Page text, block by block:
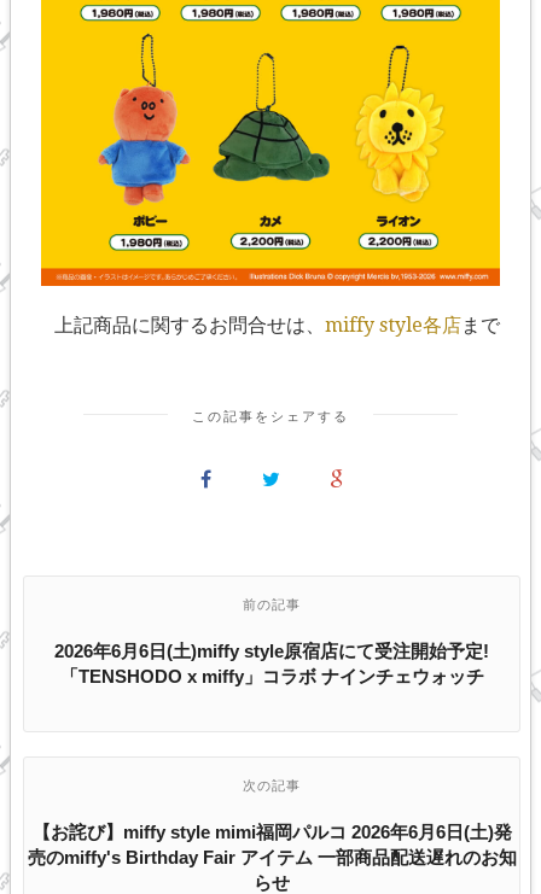
上記商品に関するお問合せは、 miffy style各店まで
この記事をシェアする
前の記事
2026年6月6日(土)miffy style原宿店にて受注開始予定!
「TENSHODO x miffy」コラボ ナインチェウォッチ
次の記事
【お詫び】miffy style mimi福岡パルコ 2026年6月6日(土)発
売のmiffy's Birthday Fair アイテム 一部商品配送遅れのお知
らせ